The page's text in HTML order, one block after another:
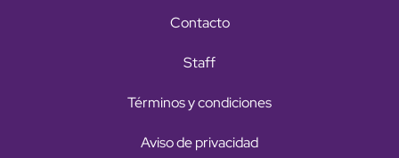
Contacto
Staff
Términos y condiciones
Aviso de privacidad